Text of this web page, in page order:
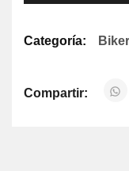
Categoría: Biker
Compartir: